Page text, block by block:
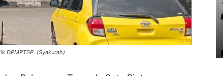
DPMPTSP. (Syakurah)